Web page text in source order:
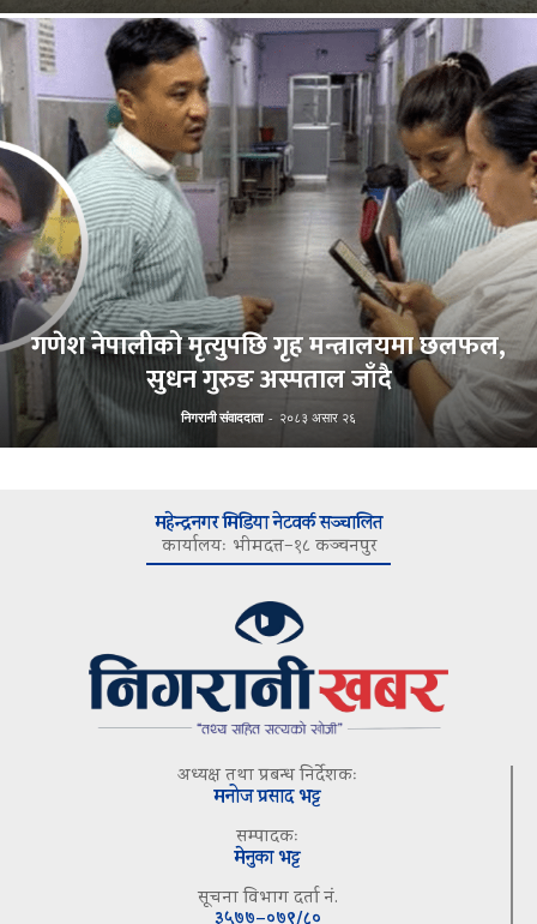
गणेश नेपालीको मृत्युपछि गृह मन्त्रालयमा छलफल,
सुधन गुरुङ अस्पताल जाँदै
निगरानी संवाददाता - २०८३ असार २६
महेन्द्रनगर मिडिया नेटवर्क सञ्चालित
कार्यालयः भीमदत्त–१८ कञ्चनपुर
अध्यक्ष तथा प्रबन्ध निर्देशकः
मनोज प्रसाद भट्ट
सम्पादकः
मेनुका भट्ट
सूचना विभाग दर्ता नं.